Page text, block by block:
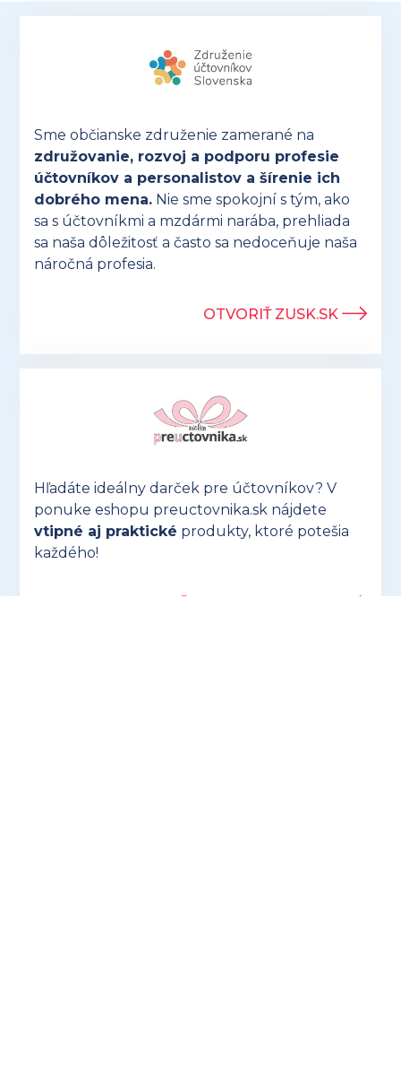
Sme občianske združenie zamerané na
združovanie, rozvoj a podporu profesie
účtovníkov a personalistov a šírenie ich
dobrého mena. Nie sme spokojní s tým, ako
sa s účtovníkmi a mzdármi narába, prehliada
sa naša dôležitosť a často sa nedoceňuje naša
náročná profesia.
OTVORIŤ ZUSK.SK
Hľadáte ideálny darček pre účtovníkov? V
ponuke eshopu preuctovnika.sk nájdete
vtipné aj praktické produkty, ktoré potešia
každého!